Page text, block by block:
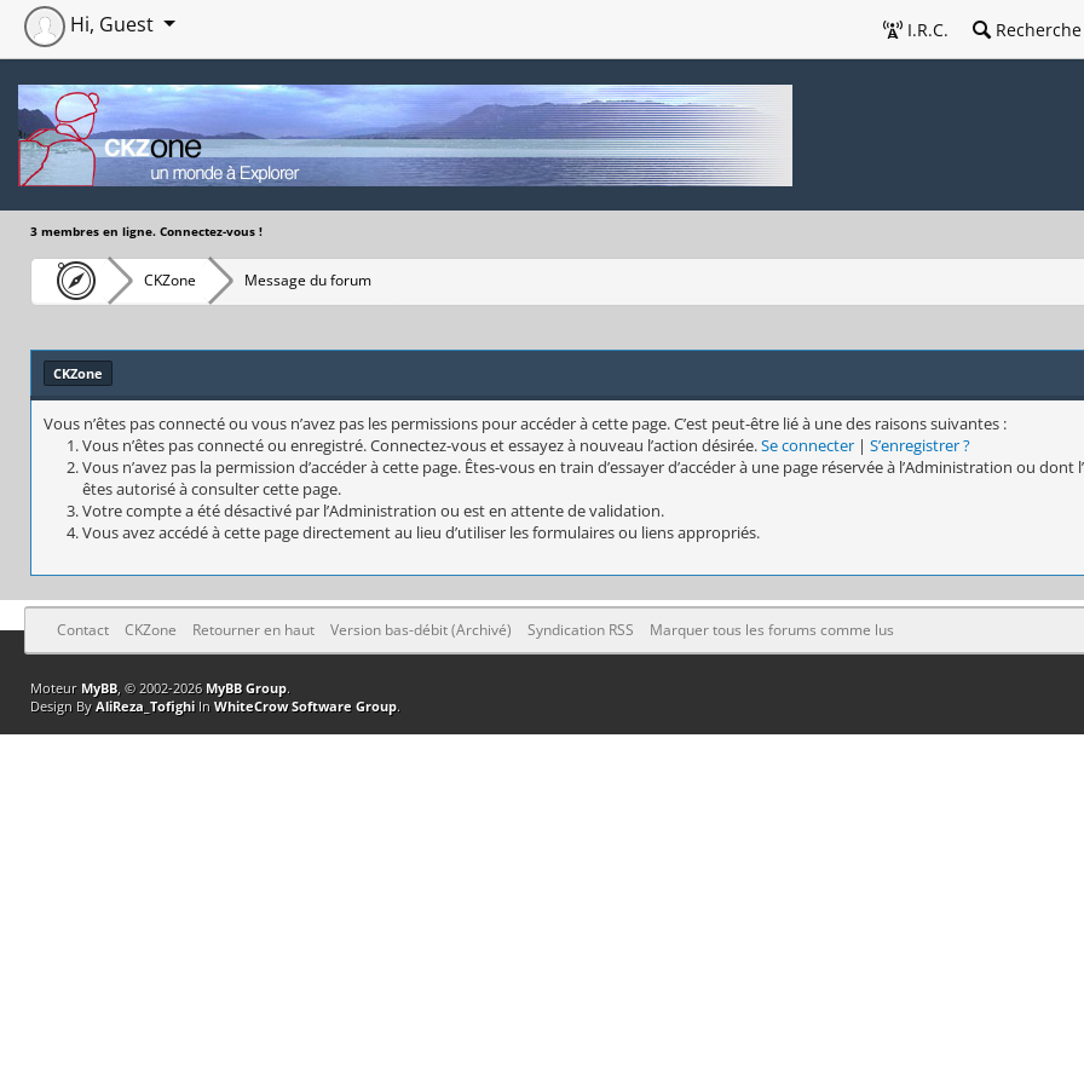
I.R.C. Recherche
Hi, Guest
3 membres en ligne. Connectez-vous !
CKZone Message du forum
CKZone
Vous n’êtes pas connecté ou vous n’avez pas les permissions pour accéder à cette page. C’est peut-être lié à une des raisons suivantes :
Vous n’êtes pas connecté ou enregistré. Connectez-vous et essayez à nouveau l’action désirée.Se connecter | S’enregistrer ?
Vous n’avez pas la permission d’accéder à cette page. Êtes-vous en train d’essayer d’accéder à une page réservée à l’Administration ou
êtes autorisé à consulter cette page.
Votre compte a été désactivé par l’Administration ou est en attente de validation.
Vous avez accédé à cette page directement au lieu d’utiliser les formulaires ou liens appropriés.
Contact CKZone Retourner en haut Version bas-débit (Archivé) Syndication RSS Marquer tous les forums comme lus
Moteur MyBB, © 2002-2026 MyBB Group.
Design By AliReza_TofighiIn WhiteCrow Software Group.